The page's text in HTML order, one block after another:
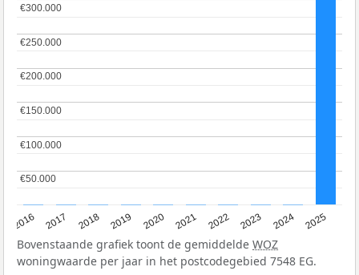
2016 2017 2018 2019 2020 2021 2022 2023 2024 2025
€50.000
€50.000
€100.000
€100.000
€150.000
€150.000
€200.000
€200.000
€250.000
€250.000
€300.000
€300.000
Bovenstaande grafiek toont de gemiddelde WOZ
woningwaarde per jaar in het postcodegebied 7548 EG.